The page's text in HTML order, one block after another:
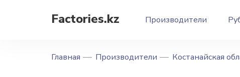
Factories.kz Производители
Главная Производители Костанайская